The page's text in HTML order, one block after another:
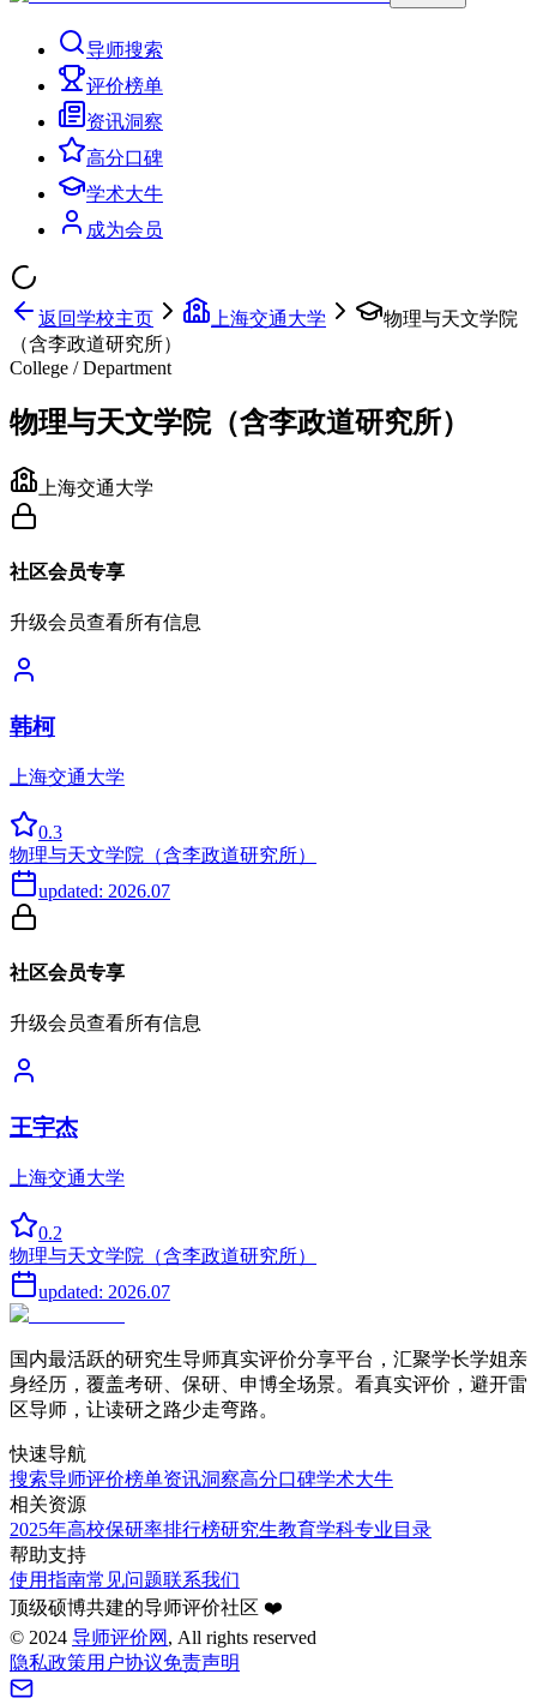
导师搜索
评价榜单
资讯洞察
高分口碑
学术大牛
成为会员
返回学校主页 上海交通大学
物理与天文学院
（含李政道研究所）
College / Department
物理与天文学院（含李政道研究所）
上海交通大学
社区会员专享
升级会员查看所有信息
韩柯
上海交通大学
0.3
物理与天文学院（含李政道研究所）
updated: 2026.07
社区会员专享
升级会员查看所有信息
王宇杰
上海交通大学
0.2
物理与天文学院（含李政道研究所）
updated: 2026.07
国内最活跃的研究生导师真实评价分享平台，汇聚学长学姐亲
身经历，覆盖考研、保研、申博全场景。看真实评价，避开雷
区导师，让读研之路少走弯路。
快速导航
搜索导师评价榜单资讯洞察高分口碑学术大牛
相关资源
2025年高校保研率排行榜研究生教育学科专业目录
帮助支持
使用指南常见问题联系我们
顶级硕博共建的导师评价社区 ❤️
© 2024 导师评价网 , All rights reserved
隐私政策用户协议免责声明